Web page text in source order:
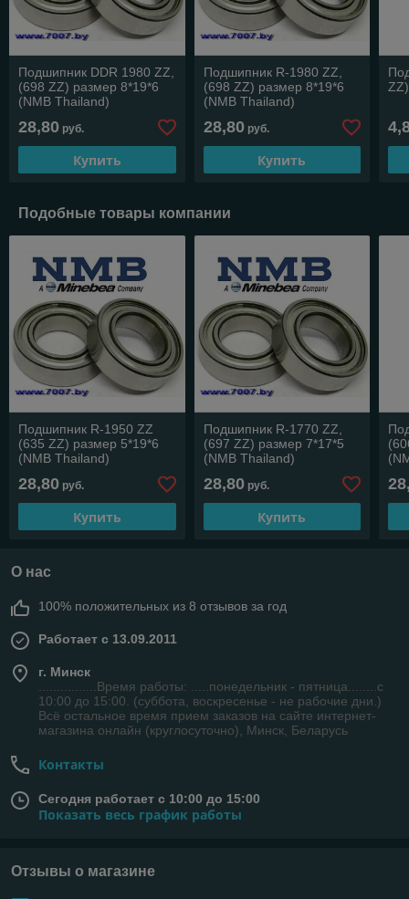
Подшипник DDR 1980 ZZ,
(698 ZZ) размер 8*19*6
(NMB Thailand)
28,80 руб.
Купить
Подшипник R-1980 ZZ,
(698 ZZ) размер 8*19*6
(NMB Thailand)
28,80руб.
Купить
Подобные товары компании
Подшипник R-1950 ZZ
(635 ZZ) размер 5*19*6
(NMB Thailand)
28,80 руб.
Купить
Подшипник R-1770 ZZ,
(697 ZZ) размер 7*17*5
(NMB Thailand)
28,80руб.
Купить
О нас
100% положительных из 8 отзывов за год
Работает с 13.09.2011
г. Минск
................Время работы: .....понедельник - пятница........с
10:00 до 15:00. (суббота, воскресенье - не рабочие дни.)
Всё остальное время прием заказов на сайте интернет-
магазина онлайн (круглосуточно), Минск, Беларусь
Контакты
Сегодня работает с 10:00 до 15:00
Показать весь график работы
Отзывы о магазине